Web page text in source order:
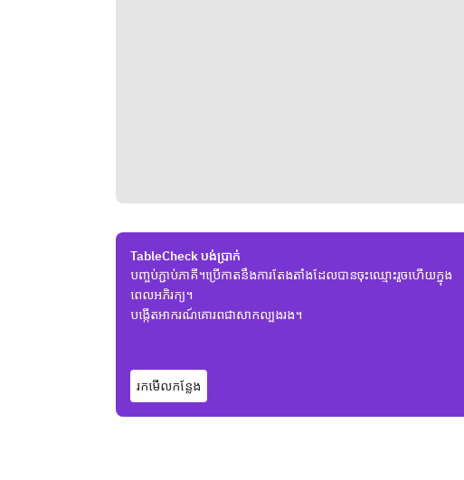
TableCheck បង់ប្រាក់
បញ្ចប់ភ្ជាប់ភាគី។ប្រើកាតនឹងការតែងតាំងដែលបានចុះឈ្មោះរួចហើយក្នុង
ពេលអភិរក្យ។
បង្កើតអាករណ៍គោរពជាសាកល្បងរង។
រកមើលកន្លែង